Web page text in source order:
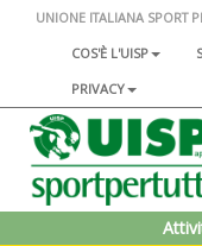
UNIONE ITALIANA SPORT
COS'È L'UISP
PRIVACY